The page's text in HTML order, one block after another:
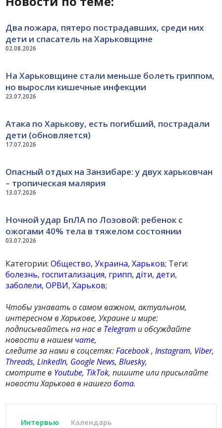
02.08.2026
Два пожара, пятеро пострадавших, среди них
дети и спасатель на Харьковщине
23.07.2026
На Харьковщине стали меньше болеть гриппом,
но выросли кишечные инфекции
17.07.2026
Атака по Харькову, есть погибший, пострадали
дети (обновляется)
13.07.2026
Опасный отдых на Занзибаре: у двух харьковчан
– тропическая малярия
03.07.2026
Ночной удар БпЛА по Лозовой: ребенок с
ожогами 40% тела в тяжелом состоянии
Категории:Общество,Украина,Харьков; Теги:
болезнь, госпитализация, грипп,діти,дети,
заболели,ОРВИ,Харьков;
Чтобы узнавать о самом важном, актуальном,
интересном в Харькове, Украине и мире:
подписывайтесь на нас в Telegram и обсуждайте
новости в нашем чате,
следите за нами в соцсетях:Facebook,Instagram, Viber,
Threads,LinkedIn, Google News,Bluesky,
смотрите в Youtube, TikTok, пишите или присылайте
новости Харькова в нашегобота.
Интервью Календарь